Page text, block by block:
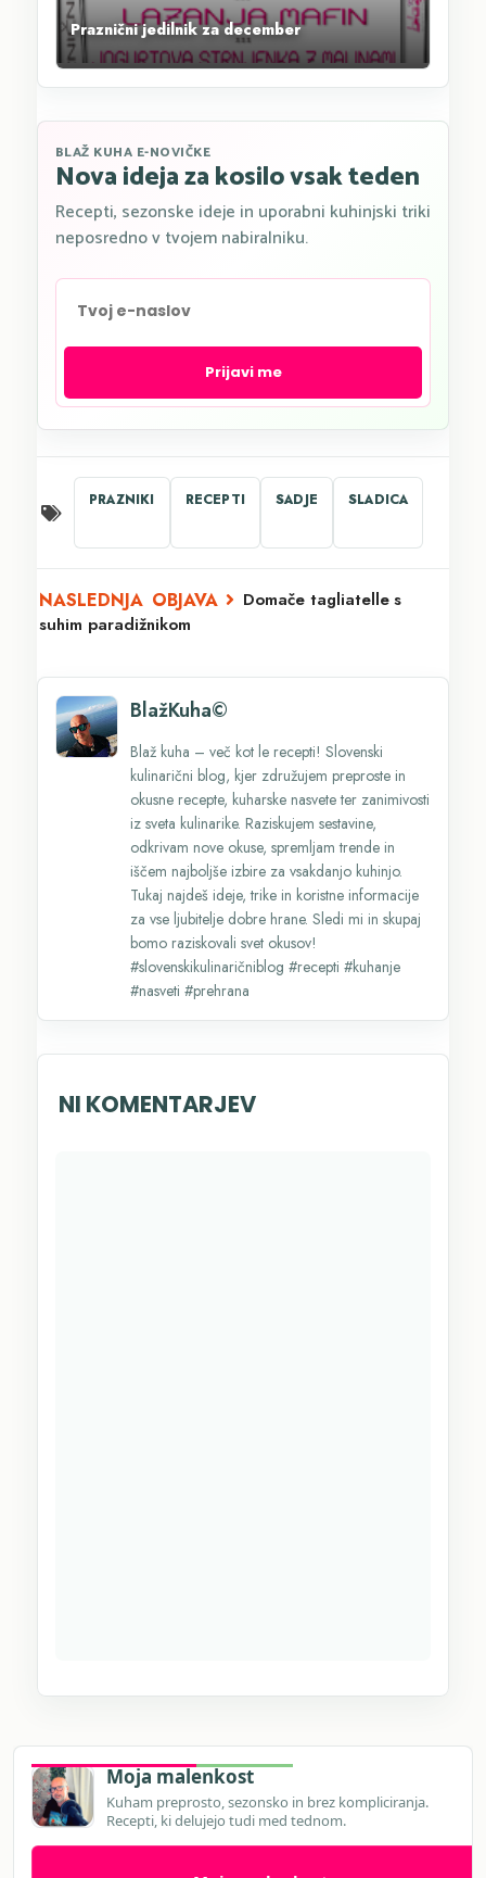
Praznični jedilnik za december
BLAŽ KUHA E-NOVIČKE
Nova ideja za kosilo vsak teden
Recepti, sezonske ideje in uporabni kuhinjski triki
neposredno v tvojem nabiralniku.
Prijavi me
PRAZNIKI RECEPTI SADJE SLADICA
Domače tagliatelle s
suhim paradižnikom
BlažKuha©
Blaž kuha – več kot le recepti! Slovenski
kulinarični blog, kjer združujem preproste in
okusne recepte, kuharske nasvete ter zanimivosti
iz sveta kulinarike. Raziskujem sestavine,
odkrivam nove okuse, spremljam trende in
iščem najboljše izbire za vsakdanjo kuhinjo.
Tukaj najdeš ideje, trike in koristne informacije
za vse ljubitelje dobre hrane. Sledi mi in skupaj
bomo raziskovali svet okusov!
#slovenskikulinaričniblog #recepti #kuhanje
#nasveti #prehrana
NI KOMENTARJEV
Moja malenkost
Kuham preprosto, sezonsko in brez kompliciranja.
Recepti, ki delujejo tudi med tednom.